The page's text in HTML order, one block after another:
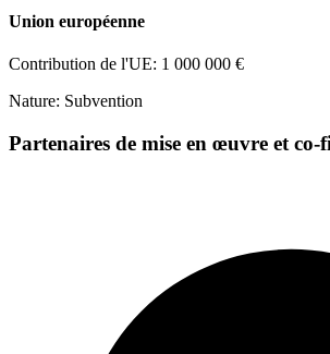
Union européenne
Contribution de l'UE: 1 000 000 €
Nature: Subvention
Partenaires de mise en œuvre et co-